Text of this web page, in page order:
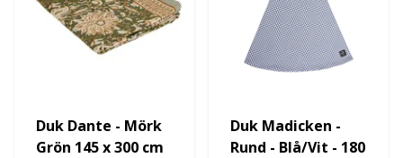
Duk Dante - Mörk
Grön 145 x 300 cm
Duk Madicken -
Rund - Blå/Vit - 180